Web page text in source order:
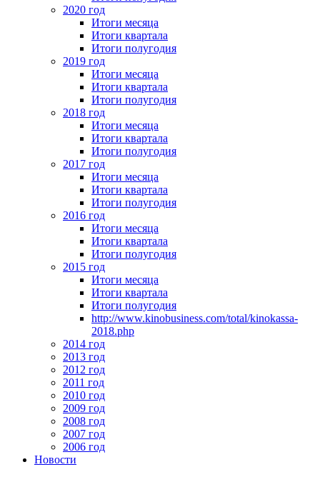
2020 год
Итоги месяца
Итоги квартала
Итоги полугодия
2019 год
Итоги месяца
Итоги квартала
Итоги полугодия
2018 год
Итоги месяца
Итоги квартала
Итоги полугодия
2017 год
Итоги месяца
Итоги квартала
Итоги полугодия
2016 год
Итоги месяца
Итоги квартала
Итоги полугодия
2015 год
Итоги месяца
Итоги квартала
Итоги полугодия
http://www.kinobusiness.com/total/kinokassa-
2018.php
2014 год
2013 год
2012 год
2011 год
2010 год
2009 год
2008 год
2007 год
2006 год
Новости